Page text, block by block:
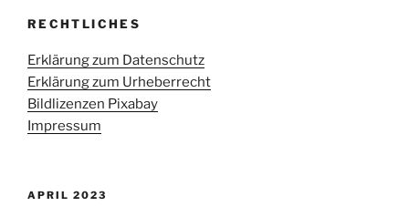
RECHTLICHES
Erklärung zum Datenschutz
Erklärung zum Urheberrecht
Bildlizenzen Pixabay
Impressum
APRIL 2023